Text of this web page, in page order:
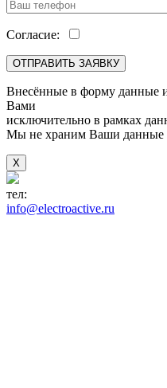
Согласие:
Внесённые в форму данные
Вами
исключительно в рамках
Мы не храним Ваши данные
X
тел:
info@electroactive.ru